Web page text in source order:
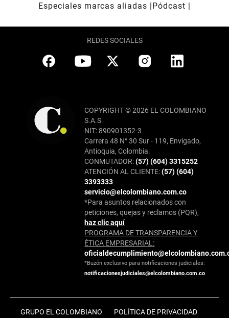
Especiales marcas aliadas
Pódcast
REDES SOCIALES
COPYRIGHT © 2026 EL COLOMBIANO
S.A.S
NIT: 890901352-3
Carrera 48 N° 30 Sur - 119, Envigado,
Antioquia, Colombia.
CONMUTADOR:(57) (604) 3315252
ATENCIÓN AL CLIENTE:(57) (604)
3393333
servicio@elcolombiano.com.co
*Para asuntos relacionados con
peticiones, quejas y reclamos (PQR),
haz clic aquí
PROGRAMA DE TRANSPARENCIA Y
ÉTICA EMPRESARIAL:
*Buzón exclusivo para notificaciones judiciales:
notificacionesjudiciales@elcolombiano.com.co
GRUPO EL COLOMBIANO POLÍTICA DE PRIVACIDAD